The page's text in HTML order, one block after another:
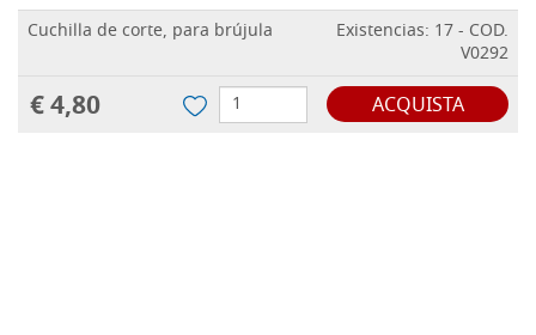
Cuchilla de corte, para brújula
Existencias: 17 - COD.
V0292
€ 4,80 ACQUISTA